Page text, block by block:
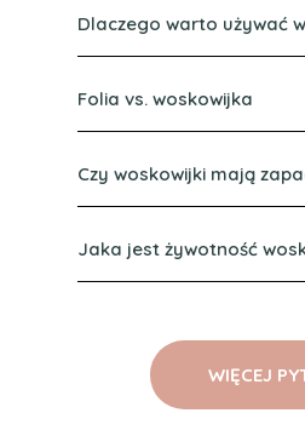
Dlaczego warto używać
Folia vs. woskowijka
Czy woskowijki mają
Jaka jest żywotność
WIĘCEJ